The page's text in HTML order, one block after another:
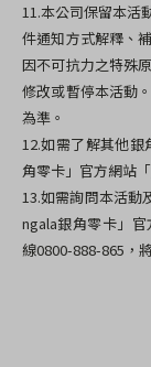
11.本公司保留本活
件通知方式解釋、
因不可抗力之特殊
修改或暫停本活動
為準。
12.如需了解其他銀
角零卡」官方網站「
13.如需詢問本活動
ngala銀角零卡」
線0800-888-865，